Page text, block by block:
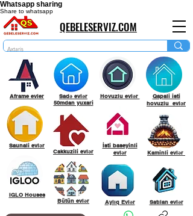
Whatsapp sharing
Share to whatsapp
QEBELESERVIZ.COM
Aframe evler
Saunali evlər
IGLO Houses
Sadə evlər
50mdan yuxari
Cakkuzili evlər
Bütün evlər
Hovuzlu evlər
İsti baseyinli
evlər
Aylıq Evlər
Qapali isti
hovuzlu evlər
Kaminli evlər
Satılan evlər